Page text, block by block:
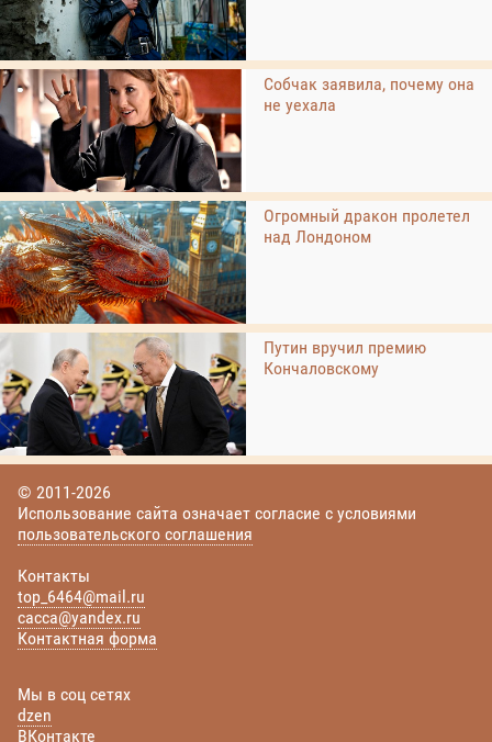
Собчак заявила, почему она
не уехала
Огромный дракон пролетел
над Лондоном
Путин вручил премию
Кончаловскому
© 2011-2026
Использование сайта означает согласие с условиями
пользовательского соглашения
Контакты
top_6464@mail.ru
cacca@yandex.ru
Контактная форма
Мы в соц сетях
dzen
ВКонтакте